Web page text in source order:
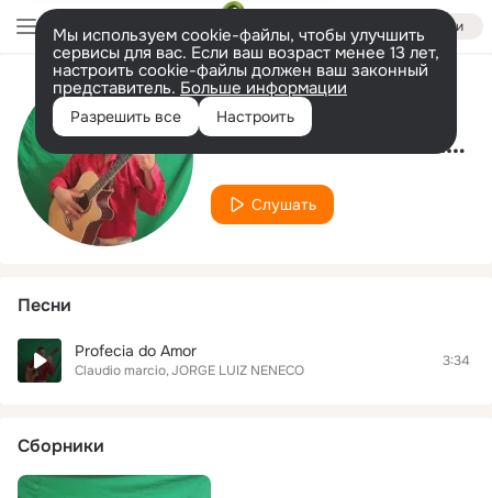
Войти
Мы используем cookie-файлы, чтобы улучшить
сервисы для вас. Если ваш возраст менее 13 лет,
настроить cookie-файлы должен ваш законный
представитель. Больше информации
Разрешить все Настроить
Исполнитель
JORGE LUIZ NENECO
Слушать
Песни
Profecia do Amor
Claudio marcio JORGE LUIZ NENECO
3:34
Сборники